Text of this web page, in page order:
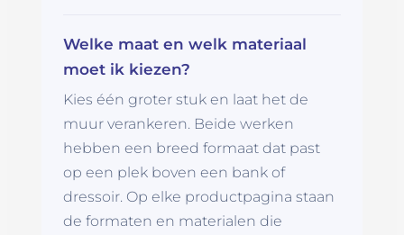
Welke maat en welk materiaal
moet ik kiezen?
Kies één groter stuk en laat het de
muur verankeren. Beide werken
hebben een breed formaat dat past
op een plek boven een bank of
dressoir. Op elke productpagina staan
de formaten en materialen die